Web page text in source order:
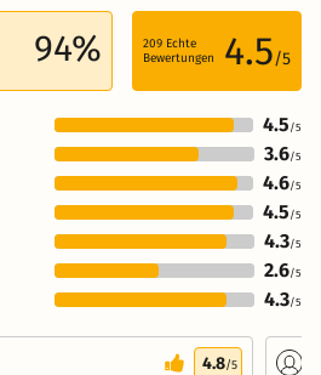
94% 209 Echte
Bewertungen
4.5/5
4.5 /5
3.6/5
4.6/5
4.5 /5
4.3/5
2.6/5
4.3/5
4.8/5